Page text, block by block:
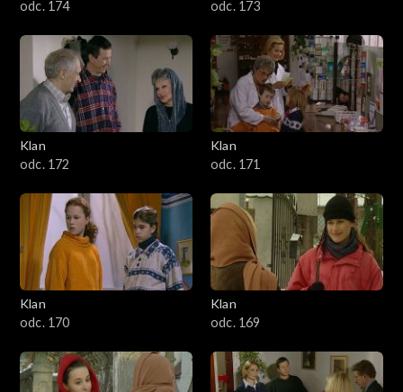
odc. 174 odc. 173
Klan
odc. 172
Klan
odc. 171
Klan
odc. 170
Klan
odc. 169